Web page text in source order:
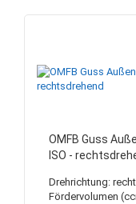
OMFB Guss
ISO -
Drehrichtung:
Fördervolumen